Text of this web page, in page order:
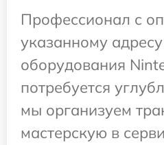
Профессионал с
указанному
оборудования
потребуется
мы организуем
мастерскую в